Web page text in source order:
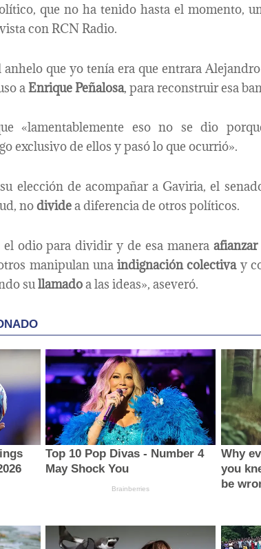
que no ha tenido hasta el momento,
con RCN Radio.
anhelo que yo tenía era que entrara
aEnrique Peñalosa, para reconstruir esa
«lamentablemente eso no se dio
exclusivo de ellos y pasó lo que ocurrió».
elección de acompañar a Gaviria, el
nodividea diferencia de otros políticos.
el odio para dividir y de esa maneraafianzar
manipulan unaindignación colectivay
sullamadoa las ideas», aseveró.